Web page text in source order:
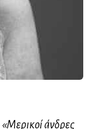
«Μερικοί άνδρες